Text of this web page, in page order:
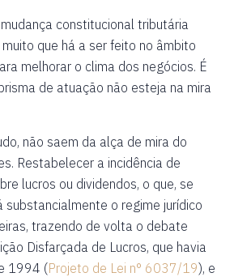
constitucional tributária
que há a ser feito no âmbito
melhorar o clima dos negócios. É
de atuação não esteja na mira
não saem da alça de mira do
Restabelecer a incidência de
lucros ou dividendos, o que, se
substancialmente o regime jurídico
trazendo de volta o debate
Disfarçada de Lucros, que havia
1994 (Projeto de Lei n° 6037/19), e